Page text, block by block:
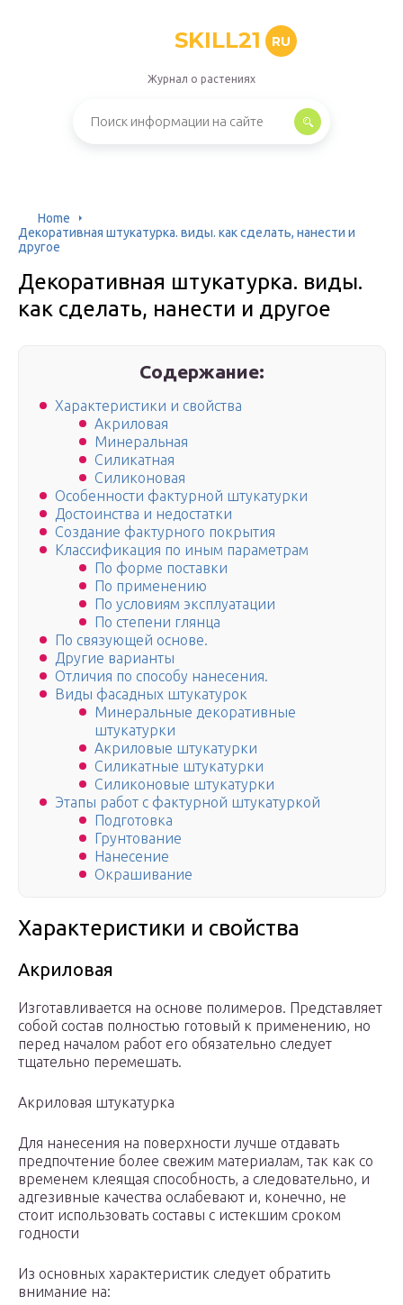
SKILL21 RU
Журнал о растениях
Home
Декоративная штукатурка. виды. как сделать, нанести и
другое
Декоративная штукатурка. виды.
как сделать, нанести и другое
Содержание:
Характеристики и свойства
Акриловая
Минеральная
Силикатная
Силиконовая
Особенности фактурной штукатурки
Достоинства и недостатки
Создание фактурного покрытия
Классификация по иным параметрам
По форме поставки
По применению
По условиям эксплуатации
По степени глянца
По связующей основе.
Другие варианты
Отличия по способу нанесения.
Виды фасадных штукатурок
Минеральные декоративные
штукатурки
Акриловые штукатурки
Силикатные штукатурки
Силиконовые штукатурки
Этапы работ с фактурной штукатуркой
Подготовка
Грунтование
Нанесение
Окрашивание
Характеристики и свойства
Акриловая
Изготавливается на основе полимеров. Представляет
собой состав полностью готовый к применению, но
перед началом работ его обязательно следует
тщательно перемешать.
Акриловая штукатурка
Для нанесения на поверхности лучше отдавать
предпочтение более свежим материалам, так как со
временем клеящая способность, а следовательно, и
адгезивные качества ослабевают и, конечно, не
стоит использовать составы с истекшим сроком
годности
Из основных характеристик следует обратить
внимание на: